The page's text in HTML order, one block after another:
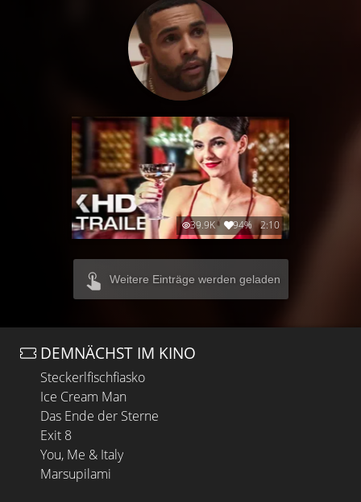
39.9K 94% 2:10
Weitere Einträge werden geladen
DEMNÄCHST IM KINO
Steckerlfischfiasko
Ice Cream Man
Das Ende der Sterne
Exit 8
You, Me & Italy
Marsupilami